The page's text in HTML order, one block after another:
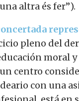
altra és fer”).
pleno del
moral
centro
con una